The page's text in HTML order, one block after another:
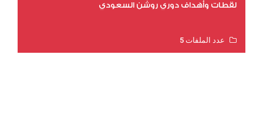
لقطات وأهداف دوري روشن السعودي
عدد الملفات 5